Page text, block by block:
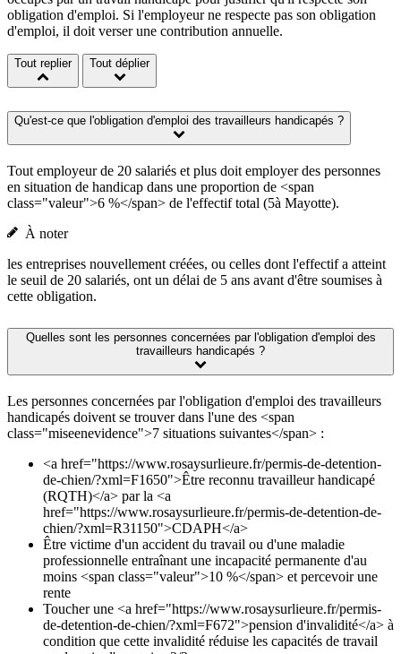
obligation d'emploi. Si l'employeur ne respecte pas son obligation
d'emploi, il doit verser une contribution annuelle.
Tout replier Tout déplier
Qu'est-ce que l'obligation d'emploi des travailleurs handicapés ?
Tout employeur de 20 salariés et plus doit employer des personnes
en situation de handicap dans une proportion de <span
class="valeur">6 %</span> de l'effectif total (5à Mayotte).
À noter
les entreprises nouvellement créées, ou celles dont l'effectif a atteint
le seuil de 20 salariés, ont un délai de 5 ans avant d'être soumises à
cette obligation.
Quelles sont les personnes concernées par l'obligation d'emploi des
travailleurs handicapés ?
Les personnes concernées par l'obligation d'emploi des travailleurs
handicapés doivent se trouver dans l'une des <span
class="miseenevidence">7 situations suivantes</span> :
<a href="https://www.rosaysurlieure.fr/permis-de-detention-
de-chien/?xml=F1650">Être reconnu travailleur handicapé
(RQTH)</a> par la <a
href="https://www.rosaysurlieure.fr/permis-de-detention-de-
chien/?xml=R31150">CDAPH</a>
Être victime d'un accident du travail ou d'une maladie
professionnelle entraînant une incapacité permanente d'au
moins <span class="valeur">10 %</span> et percevoir une
rente
Toucher une <a href="https://www.rosaysurlieure.fr/permis-
de-detention-de-chien/?xml=F672">pension d'invalidité</a> à
condition que cette invalidité réduise les capacités de travail